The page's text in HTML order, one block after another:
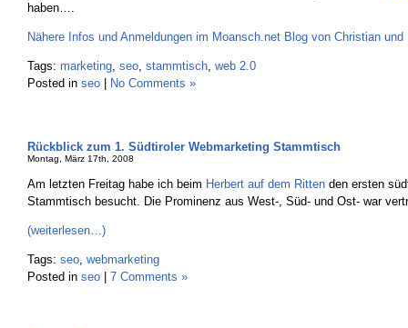
haben….
Nähere Infos und Anmeldungen im Moansch.net Blog von Christian und
Tags: marketing, seo, stammtisch, web 2.0
Posted in seo No Comments »
Rückblick zum 1. Südtiroler Webmarketing Stammtisch
Montag, März 17th, 2008
Am letzten Freitag habe ich beim Herbert auf dem Ritten den ersten
Stammtisch besucht. Die Prominenz aus West-, Süd- und Ost- war
(weiterlesen…)
Tags: seo, webmarketing
Posted in seo 7 Comments »